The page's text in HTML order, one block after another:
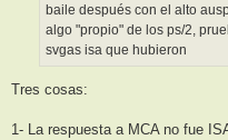
baile después con el alto
algo "propio" de los ps/2,
svgas isa que hubieron
Tres cosas:
1- La respuesta a MCA no fue